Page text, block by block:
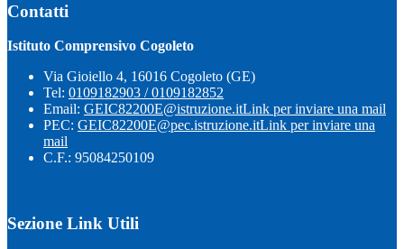
Contatti
Istituto Comprensivo Cogoleto
Via Gioiello 4, 16016 Cogoleto (GE)
Tel: 0109182903 / 0109182852
Email: GEIC82200E@istruzione.itLink per inviare una mail
PEC: GEIC82200E@pec.istruzione.itLink per inviare una
mail
C.F.: 95084250109
Sezione Link Utili